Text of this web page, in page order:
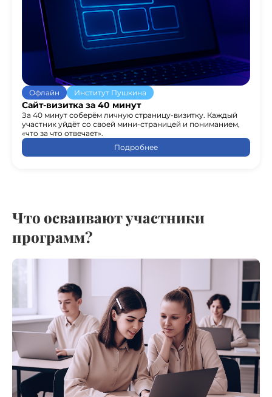
Офлайн Институт Пушкина
Сайт-визитка за 40 минут
За 40 минут соберём личную страницу-визитку. Каждый
участник уйдёт со своей мини-страницей и пониманием,
«что за что отвечает».
Подробнее
Что осваивают участники
программ?